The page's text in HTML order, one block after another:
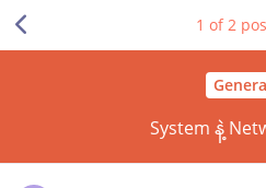
System နဲ့
1 of2